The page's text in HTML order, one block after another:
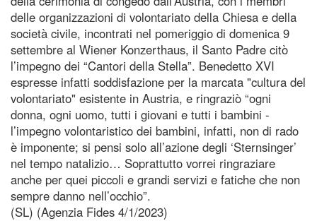
delle organizzazioni di volontariato della Chiesa e della
società civile, incontrati nel pomeriggio di domenica 9
settembre al Wiener Konzerthaus, il Santo Padre citò
l’impegno dei “Cantori della Stella”. Benedetto XVI
espresse infatti soddisfazione per la marcata "cultura del
volontariato" esistente in Austria, e ringraziò “ogni
donna, ogni uomo, tutti i giovani e tutti i bambini -
l’impegno volontaristico dei bambini, infatti, non di rado
è imponente; si pensi solo all’azione degli ‘Sternsinger’
nel tempo natalizio… Soprattutto vorrei ringraziare
anche per quei piccoli e grandi servizi e fatiche che non
sempre danno nell’occhio”.
(SL) (Agenzia Fides 4/1/2023)